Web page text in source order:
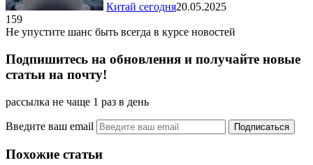
Китай сегодня20.05.2025
159
Не упустите шанс быть всегда в курсе новостей
Подпишитесь на обновления и получайте новые
статьи на почту!
рассылка не чаще 1 раз в день
Введите ваш email
Похожие статьи